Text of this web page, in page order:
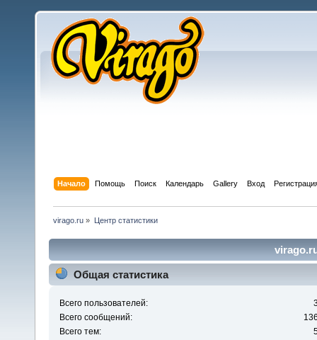
Начало Помощь Поиск Календарь Gallery Вход
virago.ru » Центр статистики
Общая статистика
Всего пользователей:
Всего сообщений:
Всего тем: